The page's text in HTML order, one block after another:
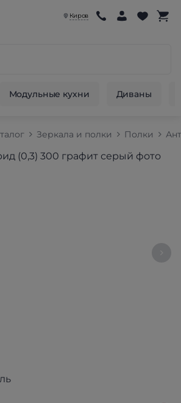
Киров
Модульные кухни Диваны
Зеркала и полки Полки